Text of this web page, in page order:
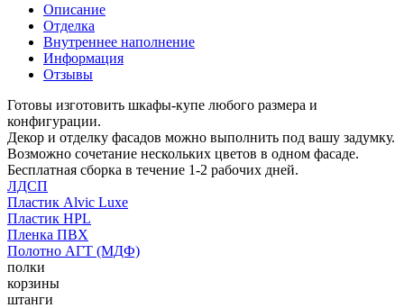
Описание
Отделка
Внутреннее наполнение
Информация
Отзывы
Готовы изготовить шкафы-купе любого размера и
конфигурации.
Декор и отделку фасадов можно выполнить под вашу задумку.
Возможно сочетание нескольких цветов в одном фасаде.
Бесплатная сборка в течение 1-2 рабочих дней.
ЛДСП
Пластик Alvic Luxe
Пластик HPL
Пленка ПВХ
Полотно АГТ (МДФ)
полки
корзины
штанги